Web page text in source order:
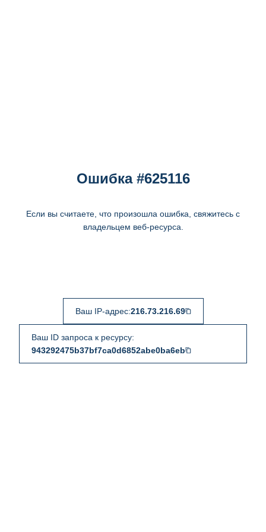
Ошибка #625116
Если вы считаете, что произошла ошибка, свяжитесь с
владельцем веб-ресурса.
Ваш IP-адрес:216.73.216.69
Ваш ID запроса к ресурсу:
943292475b37bf7ca0d6852abe0ba6eb